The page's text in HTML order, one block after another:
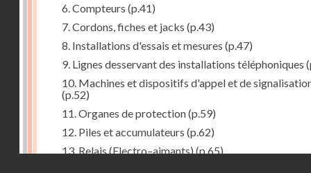
6. Compteurs (p.41)
7. Cordons, fiches et jacks (p.43)
8. Installations d'essais et mesures (p.47)
9. Lignes desservant des installations téléphoniques
10. Machines et dispositifs d'appel et de
(p.52)
11. Organes de protection(p.59)
12. Piles et accumulateurs (p.62)
13. Relais (Electro–aimants) (p.65)